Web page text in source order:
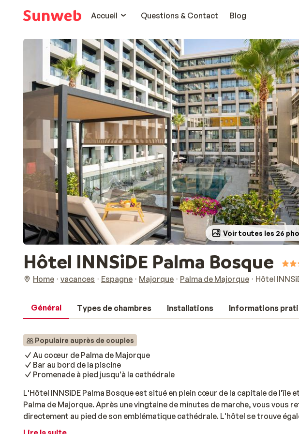
Accueil
Questions & Contact Blog
Voir toutes les 26
Hôtel INNSiDE Palma Bosque
Home vacances Espagne Majorque Palma de Majorque Hôtel
Général Types de chambres Installations Informations
Populaire auprès de couples
Au coœur de Palma de Majorque
Bar au bord de la piscine
Promenade à pied jusqu'à la cathédrale
L'Hôtel INNSiDE Palma Bosque est situé en plein cœur de la capitale de l'île
Palma de Majorque. Après une vingtaine de minutes de marche, vous vous
directement au pied de son emblématique cathédrale. L'hôtel se trouve
rues commerçantes pittoresques et des restaurants à l'atsmosphère